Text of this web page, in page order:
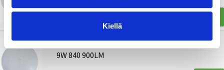
Kiellä
69,97 €
9W 840 900LM